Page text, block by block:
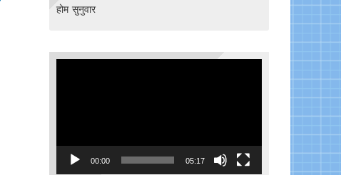
होम सुनुवार
00:00 05:17